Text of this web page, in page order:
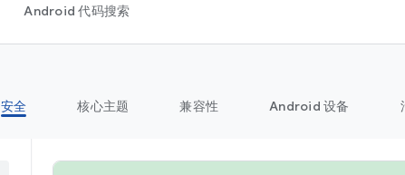
Android 代码搜索
安全 核心主题 兼容性 Android 设备